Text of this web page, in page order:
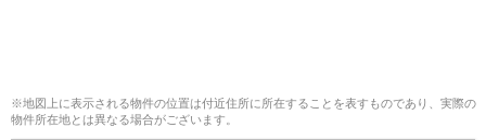
※地図上に表示される物件の位置は付近住所に所在することを表すものであり、実際の
物件所在地とは異なる場合がございます。